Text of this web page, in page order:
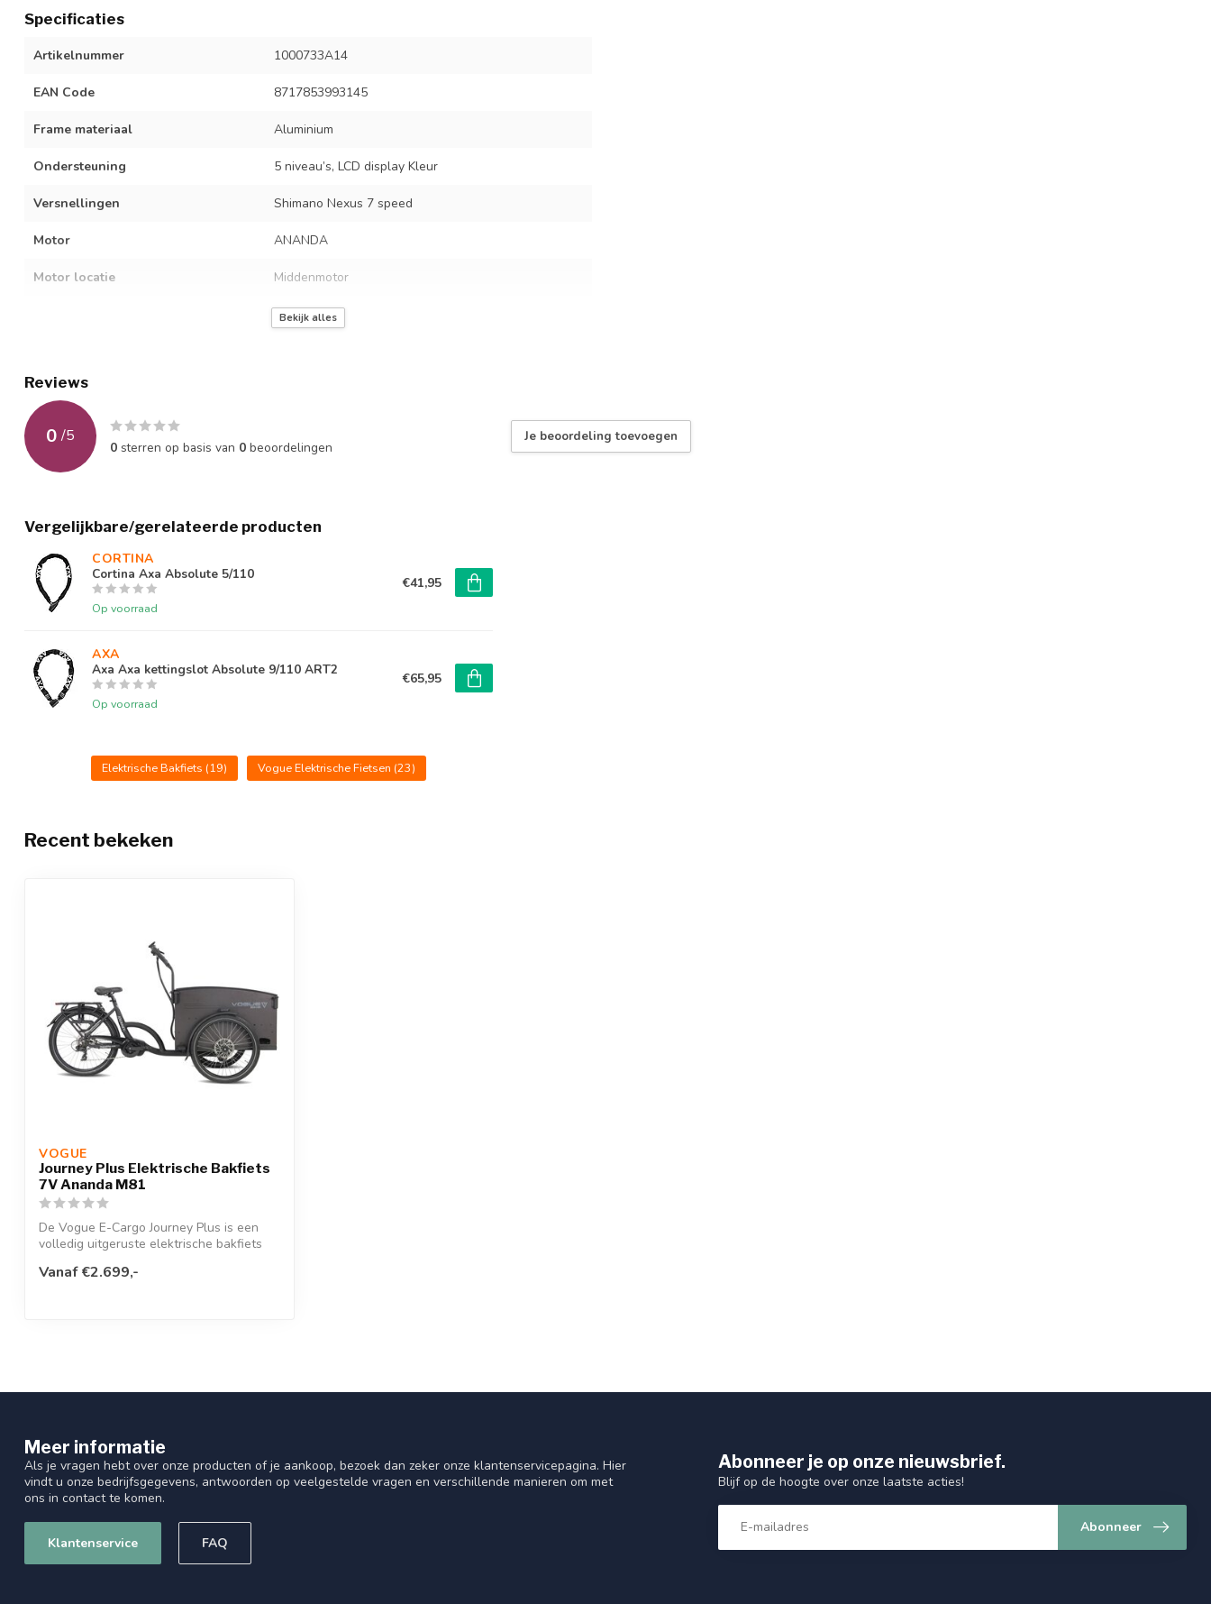
Specificaties
Artikelnummer 1000733A14
EAN Code 8717853993145
Frame materiaal Aluminium
Ondersteuning 5 niveau’s, LCD display Kleur
Versnellingen Shimano Nexus 7 speed
Motor ANANDA
Motor locatie Middenmotor
14,5 Ah - 522 Wh
Actieradius
Max snelheid
Voorvork
Rem voor Hydraulische Schijfremmen
Rem achter
Verlichting voor
Verlichting achter
Slot
Bekijk alles
Reviews
0 /5
0 sterren op basis van 0 beoordelingen
Je beoordeling toevoegen
Vergelijkbare/gerelateerde producten
CORTINA
Cortina Axa Absolute 5/110
Op voorraad
€41,95
AXA
Axa Axa kettingslot Absolute 9/110 ART2
Op voorraad
€65,95
Elektrische Bakfiets (19) Vogue Elektrische Fietsen (23)
Recent bekeken
VOGUE
Journey Plus Elektrische Bakfiets
7V Ananda M81
De Vogue E-Cargo Journey Plus is een
volledig uitgeruste elektrische bakfiets
Vanaf €2.699,-
Meer informatie
Als je vragen hebt over onze producten of je aankoop, bezoek dan zeker onze klantenservicepagina. Hier
vindt u onze bedrijfsgegevens, antwoorden op veelgestelde vragen en verschillende manieren om met
ons in contact te komen.
Klantenservice FAQ
Abonneer je op onze nieuwsbrief.
Blijf op de hoogte over onze laatste acties!
Abonneer